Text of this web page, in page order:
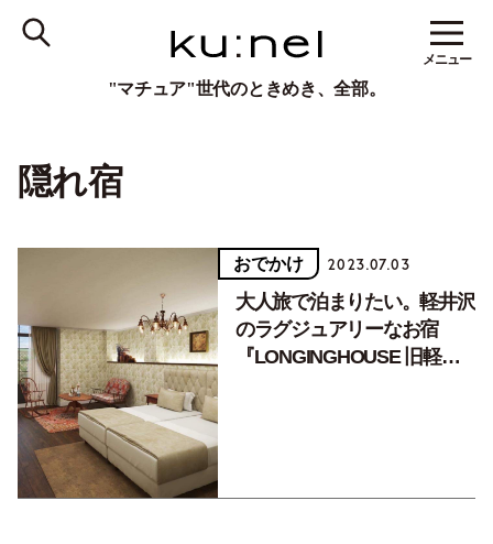
"マチュア"世代のときめき、全部。
メニュー
隠れ宿
おでかけ 2023.07.03
大人旅で泊まりたい。軽井沢
のラグジュアリーなお宿
『LONGINGHOUSE 旧軽井